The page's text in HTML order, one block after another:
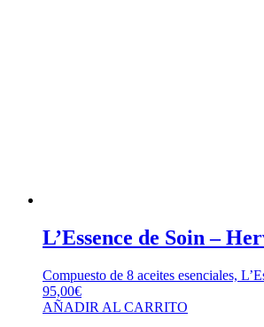
L’Essence de Soin –
Compuesto de 8 aceites esenciales,
95,00€
AÑADIR AL CARRITO